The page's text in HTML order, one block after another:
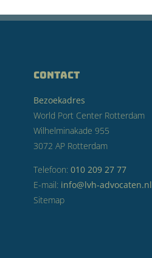
CONTACT
Bezoekadres
World Port Center Rotterdam
Wilhelminakade 955
3072 AP Rotterdam
Telefoon: 010 209 27 77
E-mail: info@lvh-advocaten.nl
Sitemap